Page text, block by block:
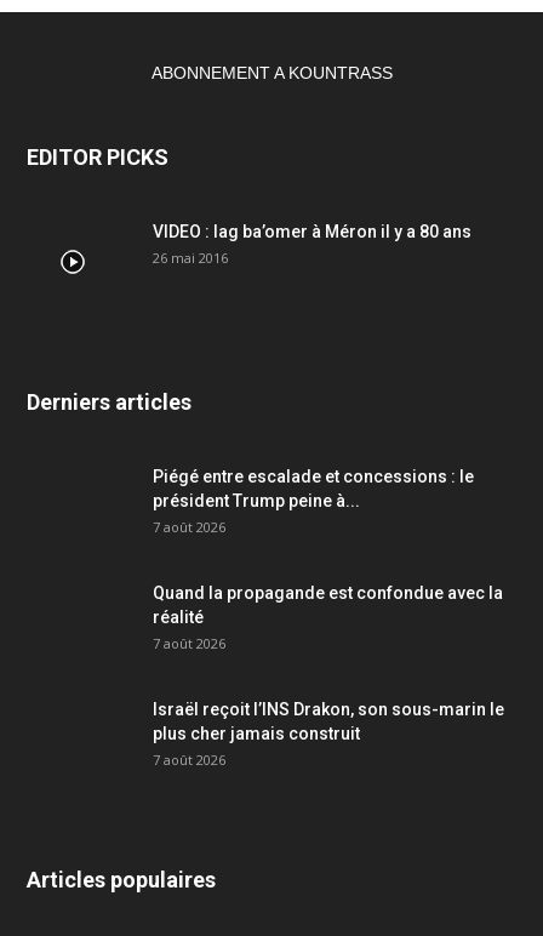
ABONNEMENT A KOUNTRASS
EDITOR PICKS
VIDEO : lag ba’omer à Méron il y a 80 ans
26 mai 2016
Derniers articles
Piégé entre escalade et concessions : le
président Trump peine à...
7 août 2026
Quand la propagande est confondue avec la
réalité
7 août 2026
Israël reçoit l’INS Drakon, son sous-marin le
plus cher jamais construit
7 août 2026
Articles populaires